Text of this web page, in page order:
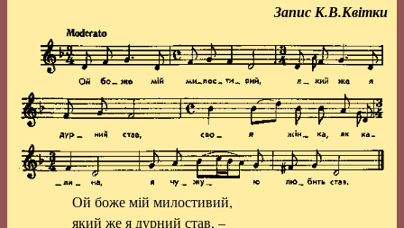
Запис К.В.Квітки
Ой боже мій милостивий,
який же я дурний став, –